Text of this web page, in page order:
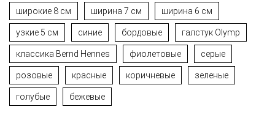
широкие 8 см ширина 7 см ширина 6 см
узкие 5 см синие бордовые галстук Olymp
классика Bernd Hennes фиолетовые серые
розовые красные коричневые зеленые
голубые бежевые